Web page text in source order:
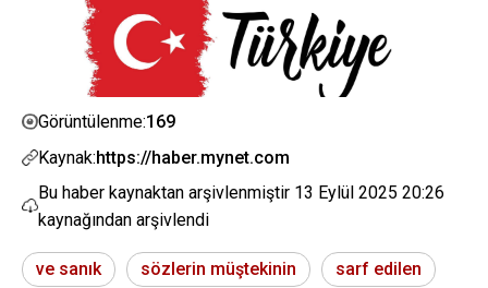
Görüntülenme:169
Kaynak:https://haber.mynet.com
Bu haber kaynaktan arşivlenmiştir 13 Eylül 2025 20:26
kaynağından arşivlendi
ve sanık sözlerin müştekinin sarf edilen